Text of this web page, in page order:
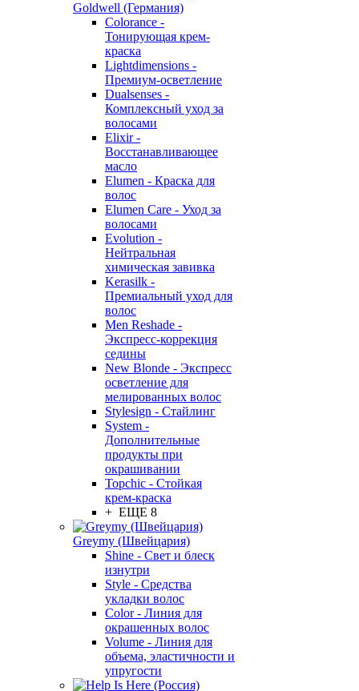
Goldwell (Германия)
Colorance -
Тонирующая крем-
краска
Lightdimensions -
Премиум-осветление
Dualsenses -
Комплексный уход за
волосами
Elixir -
Восстанавливающее
масло
Elumen - Краска для
волос
Elumen Care - Уход за
волосами
Evolution -
Нейтральная
химическая завивка
Kerasilk -
Премиальный уход для
волос
Men Reshade -
Экспресс-коррекция
седины
New Blonde - Экспресс
осветление для
мелированных волос
Stylesign - Стайлинг
System -
Дополнительные
продукты при
окрашивании
Topchic - Стойкая
крем-краска
+ ЕЩЕ 8
Greymy (Швейцария)
Shine - Свет и блеск
изнутри
Style - Средства
укладки волос
Color - Линия для
окрашенных волос
Volume - Линия для
объема, эластичности и
упругости